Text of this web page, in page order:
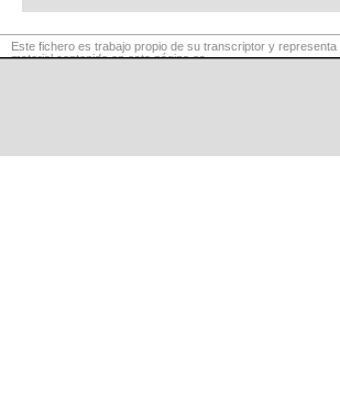
Este fichero es trabajo propio de su transcriptor y
material contenido en esta página es